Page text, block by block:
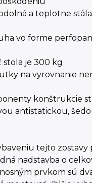
a teplotne
vo forme
stola je 300 kg
na vyrovnanie
konštrukcie
antistatickou,
tejto zostavy
nadstavba o
prvkom sú